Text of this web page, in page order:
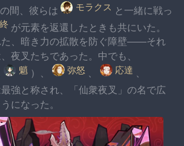
の間、彼らは モラクス と一緒に戦っ
が元素を返還したときも共にいた。
た、暗き力の拡散を防ぐ障壁——それ
夜叉たちであった。中でも、
魈 ）、 弥怒 応達
強と称され、「仙衆夜叉」の名で広
になった。